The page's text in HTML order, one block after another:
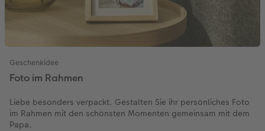
Geschenkidee
Foto im Rahmen
Liebe besonders verpackt. Gestalten Sie ihr persönliches Foto
im Rahmen mit den schönsten Momenten gemeinsam mit dem
Papa.